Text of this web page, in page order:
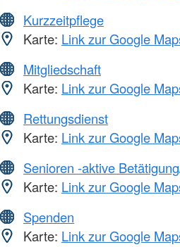
Kurzzeitpflege
Karte: Link zur Google
Mitgliedschaft
Karte: Link zur Google
Rettungsdienst
Karte: Link zur Google
Senioren -aktive
Karte: Link zur Google
Spenden
Karte: Link zur Google